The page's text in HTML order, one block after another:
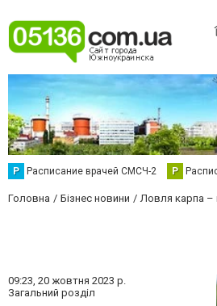
Р Расписание врачей СМСЧ-2 Р
Головна Бізнес новини Ловля карпа –
09:23, 20 жовтня 2023 р.
Загальний розділ